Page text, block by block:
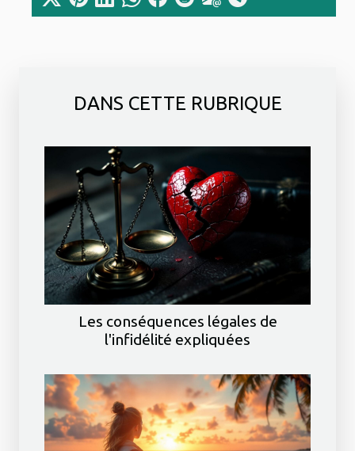
DANS CETTE RUBRIQUE
Les conséquences légales de
l'infidélité expliquées